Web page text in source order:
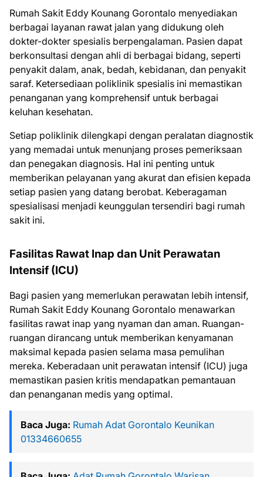
Rumah Sakit Eddy Kounang Gorontalo menyediakan
berbagai layanan rawat jalan yang didukung oleh
dokter-dokter spesialis berpengalaman. Pasien dapat
berkonsultasi dengan ahli di berbagai bidang, seperti
penyakit dalam, anak, bedah, kebidanan, dan penyakit
saraf. Ketersediaan poliklinik spesialis ini memastikan
penanganan yang komprehensif untuk berbagai
keluhan kesehatan.
Setiap poliklinik dilengkapi dengan peralatan diagnostik
yang memadai untuk menunjang proses pemeriksaan
dan penegakan diagnosis. Hal ini penting untuk
memberikan pelayanan yang akurat dan efisien kepada
setiap pasien yang datang berobat. Keberagaman
spesialisasi menjadi keunggulan tersendiri bagi rumah
sakit ini.
Fasilitas Rawat Inap dan Unit Perawatan
Intensif (ICU)
Bagi pasien yang memerlukan perawatan lebih intensif,
Rumah Sakit Eddy Kounang Gorontalo menawarkan
fasilitas rawat inap yang nyaman dan aman. Ruangan-
ruangan dirancang untuk memberikan kenyamanan
maksimal kepada pasien selama masa pemulihan
mereka. Keberadaan unit perawatan intensif (ICU) juga
memastikan pasien kritis mendapatkan pemantauan
dan penanganan medis yang optimal.
Baca Juga: Rumah Adat Gorontalo Keunikan
01334660655